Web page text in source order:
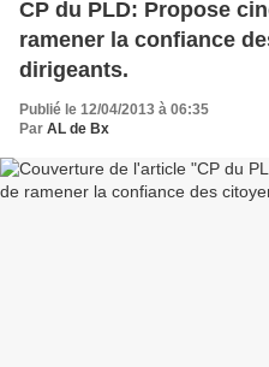
CP du PLD: Propose
ramener la confiance
dirigeants.
Publié le 12/04/2013 à 06:35
Par AL de Bx